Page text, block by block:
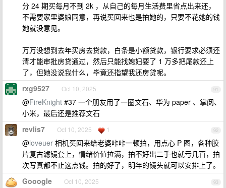
分 24 期买每月不到 2k ，从自己的每月生活费里省点出来还，
不需要家里婆娘同意，再说买回来也是拍她的，只要不花她的钱
她就没意见。
万万没想到去年买房去贷款，白条是小额贷款，银行要求必须还
清才能审批房贷通过，然后只能找媳妇要了 1 万多把尾款还上
了，但她没说我什么，毕竟还指望我还房贷呢。
91
rxg9527 Oct 10, 2025
@FireKnight #37 一个朋友用了一圈文石、华为 paper 、掌阅、
小米，最后还是推荐文石
92
revlis7 Oct 10, 2025 1
@loveuer 相机买回来给老婆咔咔一顿拍，用点心 P 图，各种胶
片复古滤镜套上，情绪价值拉满，拍不好出二手也就亏几百，拍
次写真都不止这点钱。拍的好了，明年的镜头就可以安排上了。
93
GooogIe Oct 10, 2025